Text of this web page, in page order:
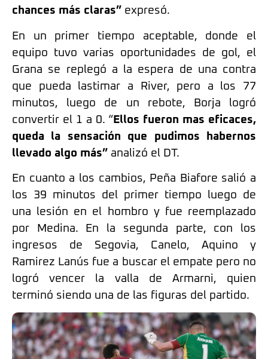
chances más claras” expresó.
En un primer tiempo aceptable, donde el
equipo tuvo varias oportunidades de gol, el
Grana se replegó a la espera de una contra
que pueda lastimar a River, pero a los 77
minutos, luego de un rebote, Borja logró
convertir el 1 a 0. “ Ellos fueron mas eficaces,
queda la sensación que pudimos habernos
llevado algo más” analizó el DT.
En cuanto a los cambios, Peña Biafore salió a
los 39 minutos del primer tiempo luego de
una lesión en el hombro y fue reemplazado
por Medina. En la segunda parte, con los
ingresos de Segovia, Canelo, Aquino y
Ramirez Lanús fue a buscar el empate pero no
logró vencer la valla de Armarni, quien
terminó siendo una de las figuras del partido.